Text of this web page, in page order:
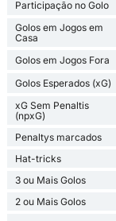
Participação no Golo
Golos em Jogos em
Casa
Golos em Jogos Fora
Golos Esperados (xG)
xG Sem Penaltis
(npxG)
Penaltys marcados
Hat-tricks
3 ou Mais Golos
2 ou Mais Golos